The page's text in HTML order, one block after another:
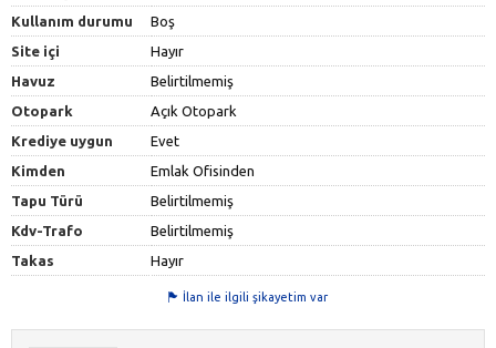
Kullanım durumu
Boş
Site içi
Hayır
Havuz
Belirtilmemiş
Otopark
Açık Otopark
Krediye uygun
Evet
Kimden
Emlak Ofisinden
Tapu Türü
Belirtilmemiş
Kdv-Trafo
Belirtilmemiş
Takas
Hayır
İlan ile ilgili şikayetim var